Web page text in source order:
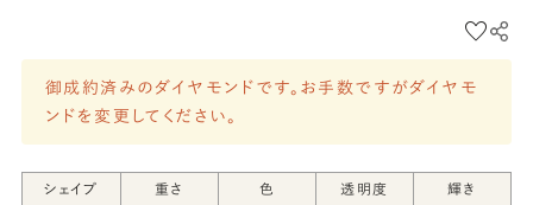
御成約済みのダイヤモンドです。お手数ですがダイヤモ
ンドを変更してください。
シェイプ 重さ 色 透明度 輝き